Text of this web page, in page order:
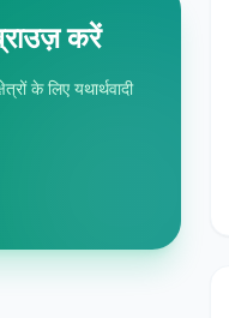
करें
के लिए यथार्थवादी